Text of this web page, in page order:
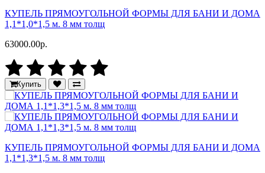
КУПЕЛЬ ПРЯМОУГОЛЬНОЙ ФОРМЫ ДЛЯ БАНИ И ДОМА
1,1*1,0*1,5 м. 8 мм толщ
63000.00р.
Купить
КУПЕЛЬ ПРЯМОУГОЛЬНОЙ ФОРМЫ ДЛЯ БАНИ И ДОМА
1,1*1,3*1,5 м. 8 мм толщ